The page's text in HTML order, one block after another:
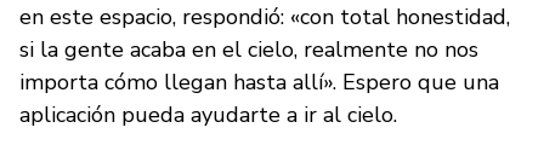
en este espacio, respondió: «con total honestidad,
si la gente acaba en el cielo, realmente no nos
importa cómo llegan hasta allí». Espero que una
aplicación pueda ayudarte a ir al cielo.